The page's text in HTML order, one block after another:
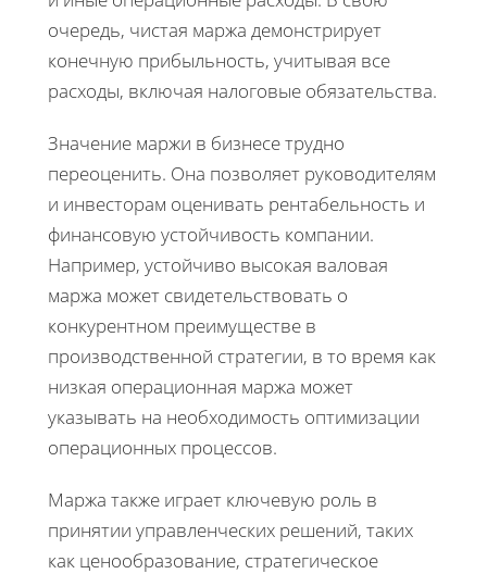
очередь, чистая маржа демонстрирует
конечную прибыльность, учитывая все
расходы, включая налоговые обязательства.
Значение маржи в бизнесе трудно
переоценить. Она позволяет руководителям
и инвесторам оценивать рентабельность и
финансовую устойчивость компании.
Например, устойчиво высокая валовая
маржа может свидетельствовать о
конкурентном преимуществе в
производственной стратегии, в то время как
низкая операционная маржа может
указывать на необходимость оптимизации
операционных процессов.
Маржа также играет ключевую роль в
принятии управленческих решений, таких
как ценообразование, стратегическое